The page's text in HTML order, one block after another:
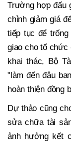
Trường hợp đấu
chỉnh giảm giá
tiếp tục để
giao cho tổ chức
khai thác, Bộ
"làm đến đâu
hoàn thiện đồng
Dự thảo cũng
sửa chữa tài
ảnh hưởng kết